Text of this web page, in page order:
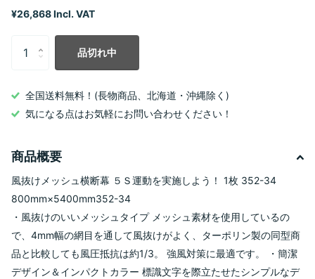
¥26,868 Incl. VAT
品切れ中
全国送料無料！(長物商品、北海道・沖縄除く)
気になる点はお気軽にお問い合わせください！
商品概要
風抜けメッシュ横断幕 ５Ｓ運動を実施しよう！ 1枚 352-34
800mm×5400mm352-34
・風抜けのいいメッシュタイプ メッシュ素材を使用しているの
で、4mm幅の網目を通して風抜けがよく、ターポリン製の同型商
品と比較しても風圧抵抗は約1/3。 強風対策に最適です。 ・簡潔
デザイン＆インパクトカラー 標識文字を際立たせたシンプルなデ